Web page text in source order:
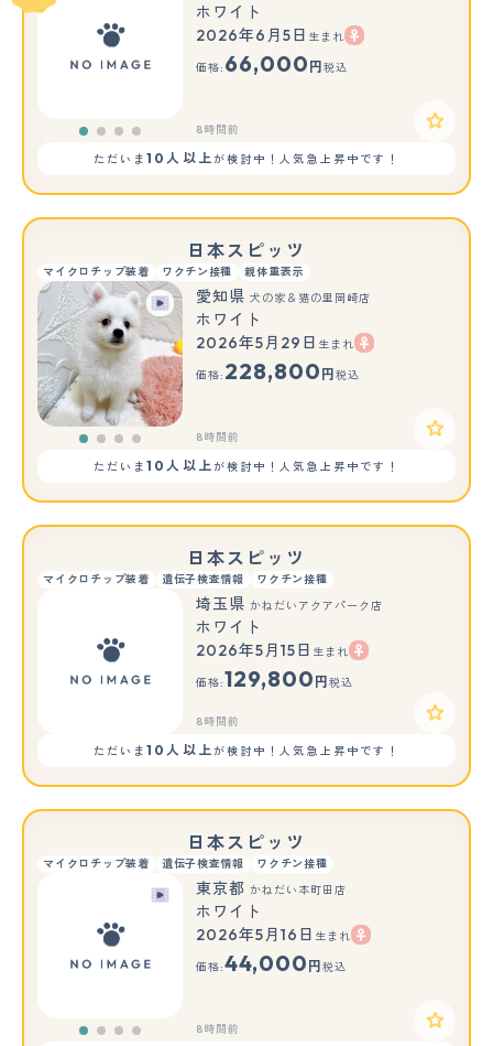
ホワイト
2026年6月5日 生まれ
価格: 66,000 円 税込
8時間前
ただいま10人以上が検討中！人気急上昇中です！
日本スピッツ
マイクロチップ装着 ワクチン接種 親体重表示
愛知県 犬の家＆猫の里岡崎店
ホワイト
2026年5月29日 生まれ
価格: 228,800 円 税込
8時間前
ただいま10人以上が検討中！人気急上昇中です！
日本スピッツ
マイクロチップ装着 遺伝子検査情報 ワクチン接種
埼玉県 かねだいアクアパーク店
ホワイト
2026年5月15日 生まれ
価格:129,800 円 税込
8時間前
ただいま10人以上が検討中！人気急上昇中です！
日本スピッツ
マイクロチップ装着 遺伝子検査情報 ワクチン接種
東京都 かねだい本町田店
ホワイト
2026年5月16日 生まれ
価格:44,000 円 税込
8時間前